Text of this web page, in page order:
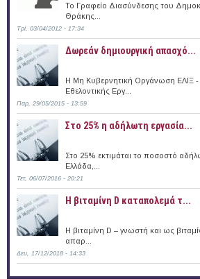
Το Γραφείο Διασύνδεσης του
Θράκης...
Τρί, 03/04/2012 - 17:34
Δωρεάν δημιουργική απασχό...
Η Μη Κυβερνητική Οργάνωση ΕΛΙΞ
Εθελοντικής Εργ...
Παρ, 29/05/2015 - 13:59
Στο 25% η αδήλωτη εργασία...
Στο 25% εκτιμάται το ποσοστό
Ελλάδα,...
Τετ, 06/07/2016 - 20:21
Η βιταμίνη D καταπολεμά τ...
Η βιταμίνη D – γνωστή και ως
απαρ...
Δευ, 17/12/2018 - 14:33